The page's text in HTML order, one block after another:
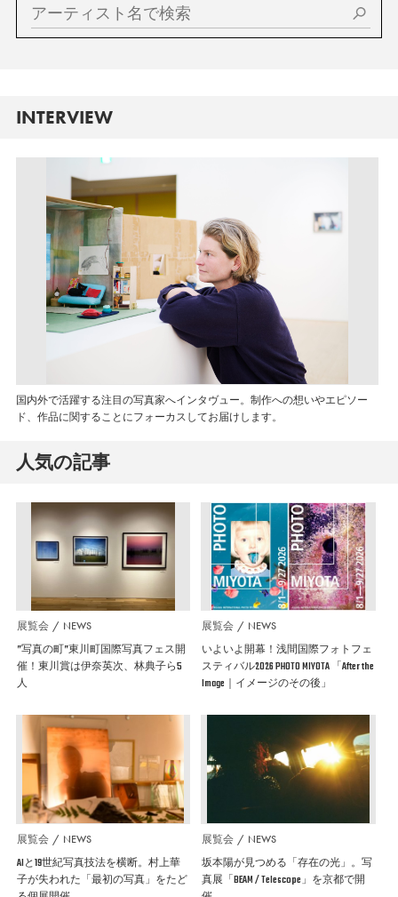
INTERVIEW
国内外で活躍する注目の写真家へインタヴュー。制作への想いやエピソー
ド、作品に関することにフォーカスしてお届けします。
人気の記事
展覧会 NEWS
”写真の町”東川町国際写真フェス開
催！東川賞は伊奈英次、林典子ら5
人
展覧会 NEWS
いよいよ開幕！浅間国際フォトフェ
スティバル2026 PHOTO MIYOTA 「After the
Image｜イメージのその後」
展覧会 NEWS
AIと19世紀写真技法を横断。村上華
子が失われた「最初の写真」をたど
展覧会 NEWS
坂本陽が見つめる「存在の光」。写
真展「BEAM / Telescope」を京都で開